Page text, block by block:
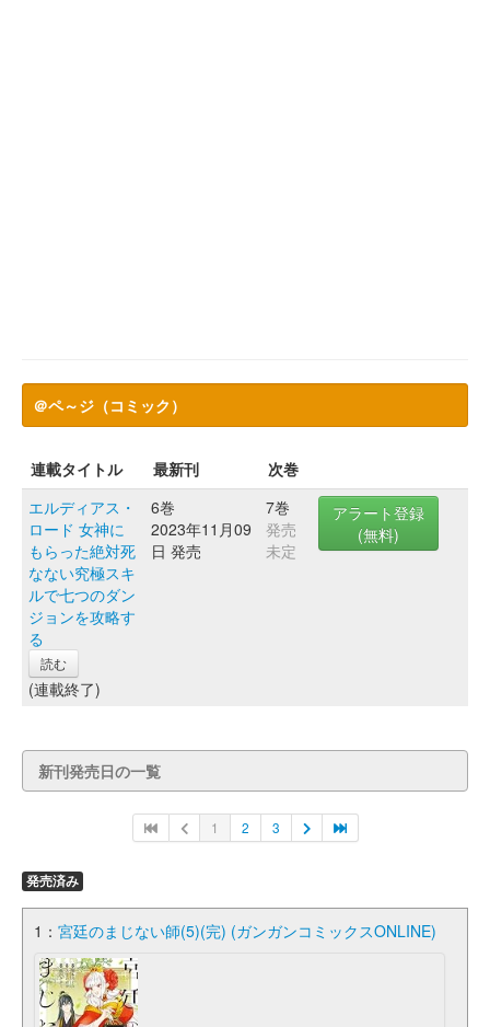
＠ペ～ジ（コミック）
連載タイトル 最新刊
次巻
エルディアス・
ロード 女神に
もらった絶対死
なない究極スキ
ルで七つのダン
ジョンを攻略す
る
読む
(連載終了)
6巻
2023年11月09
日 発売
7巻
発売
未定
アラート登録
(無料)
新刊発売日の一覧
1 2 3
発売済み
1： 宮廷のまじない師(5)(完) (ガンガンコミックスONLINE)